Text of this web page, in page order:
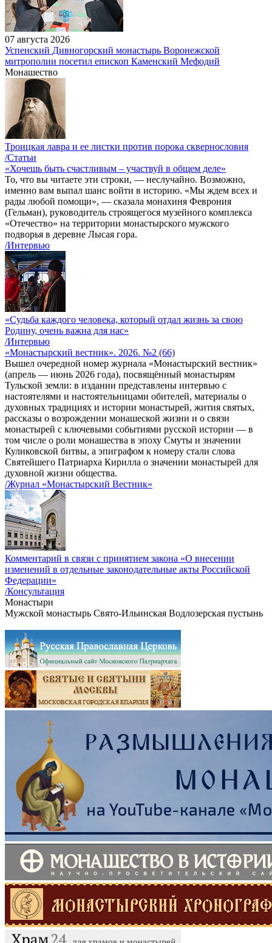
07 августа 2026
Успенский Дивногорский монастырь Воронежской
митрополии посетил епископ Каменский Мефодий
Монашество
Троицкая лавра и ее листки против порока сквернословия
/Статьи
«Хочешь быть счастливым – участвуй в общем деле»
То, что вы читаете эти строки, — неслучайно. Возможно,
именно вам выпал шанс войти в историю. «Мы ждем всех и
рады любой помощи», — сказала монахиня Феврония
(Гельман), руководитель строящегося музейного комплекса
«Отечество» на территории монастырского мужского
подворья в деревне Лысая гора.
/Интервью
«Судьба каждого человека, который отдал жизнь за свою
Родину, очень важна для нас»
/Интервью
«Монастырский вестник». 2026. №2 (66)
Вышел очередной номер журнала «Монастырский вестник»
(апрель — июнь 2026 года), посвящённый монастырям
Тульской земли: в издании представлены интервью с
настоятелями и настоятельницами обителей, материалы о
духовных традициях и истории монастырей, жития святых,
рассказы о возрождении монашеской жизни и о связи
монастырей с ключевыми событиями русской истории — в
том числе о роли монашества в эпоху Смуты и значении
Куликовской битвы, а эпиграфом к номеру стали слова
Святейшего Патриарха Кирилла о значении монастырей для
духовной жизни общества.
/Журнал «Монастырский Вестник»
Комментарий в связи с принятием закона «О внесении
изменений в отдельные законодательные акты Российской
Федерации»
/Консультация
Монастыри
Мужской монастырь Свято-Ильинская Водлозерская пустынь